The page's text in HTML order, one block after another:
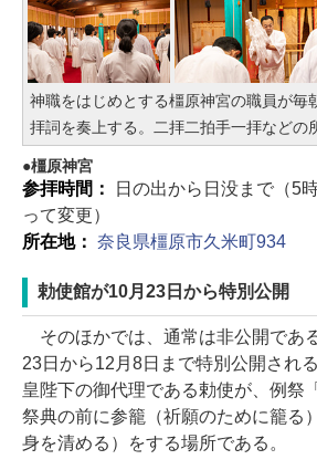
神職をはじめとする橿原神宮の職員が毎
拝詞を奏上する。二拝二拍手一拝などの
橿原神宮
参拝時間：
日の出から日没まで（5
って変更）
所在地： 奈良県橿原市久米町934
勅使館が10月23日から特別公開
そのほかでは、通常は非公開であ
23日から12月8日まで特別公開され
皇陛下の御代理である勅使が、例祭
祭典の前に参籠（祈願のために籠る
身を清める）をする場所である。